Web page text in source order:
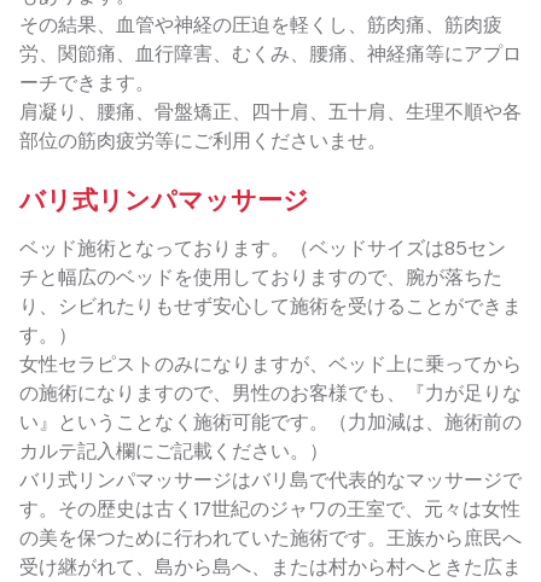
その結果、血管や神経の圧迫を軽くし、筋肉痛、筋肉疲
労、関節痛、血行障害、むくみ、腰痛、神経痛等にアプロ
ーチできます。
肩凝り、腰痛、骨盤矯正、四十肩、五十肩、生理不順や各
部位の筋肉疲労等にご利用くださいませ。
バリ式リンパマッサージ
ベッド施術となっております。（ベッドサイズは85セン
チと幅広のベッドを使用しておりますので、腕が落ちた
り、シビれたりもせず安心して施術を受けることができま
す。）
女性セラピストのみになりますが、ベッド上に乗ってから
の施術になりますので、男性のお客様でも、『力が足りな
い』ということなく施術可能です。（力加減は、施術前の
カルテ記入欄にご記載ください。）
バリ式リンパマッサージはバリ島で代表的なマッサージで
す。その歴史は古く17世紀のジャワの王室で、元々は女性
の美を保つために行われていた施術です。王族から庶民へ
受け継がれて、島から島へ、または村から村へときた広ま